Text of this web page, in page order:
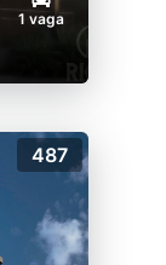
1 vaga
487